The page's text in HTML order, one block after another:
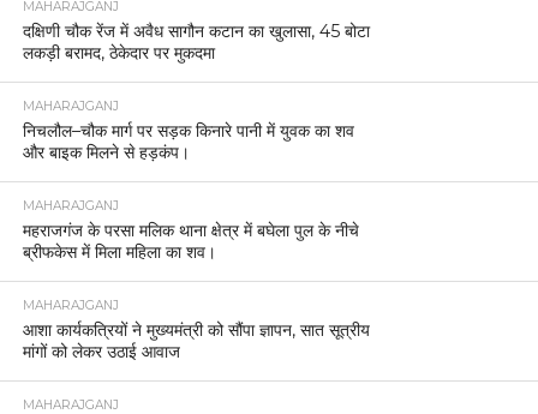
MAHARAJGANJ
दक्षिणी चौक रेंज में अवैध सागौन कटान का खुलासा, 45 बोटा
लकड़ी बरामद, ठेकेदार पर मुकदमा
MAHARAJGANJ
निचलौल–चौक मार्ग पर सड़क किनारे पानी में युवक का शव
और बाइक मिलने से हड़कंप।
MAHARAJGANJ
महराजगंज के परसा मलिक थाना क्षेत्र में बघेला पुल के नीचे
ब्रीफकेस में मिला महिला का शव।
MAHARAJGANJ
आशा कार्यकत्रियों ने मुख्यमंत्री को सौंपा ज्ञापन, सात सूत्रीय
मांगों को लेकर उठाई आवाज
MAHARAJGANJ